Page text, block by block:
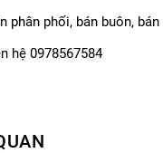
phân phối, bán buôn,
hệ 0978567584